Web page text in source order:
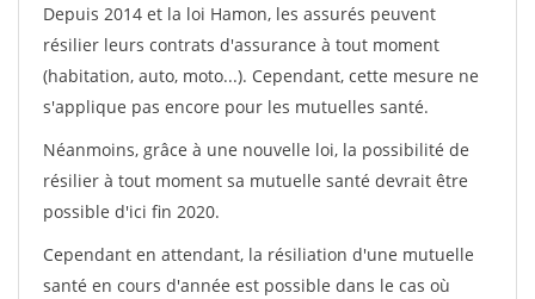
Depuis 2014 et la loi Hamon, les assurés peuvent
résilier leurs contrats d'assurance à tout moment
(habitation, auto, moto...). Cependant, cette mesure ne
s'applique pas encore pour les mutuelles santé.
Néanmoins, grâce à une nouvelle loi, la possibilité de
résilier à tout moment sa mutuelle santé devrait être
possible d'ici fin 2020.
Cependant en attendant, la résiliation d'une mutuelle
santé en cours d'année est possible dans le cas où